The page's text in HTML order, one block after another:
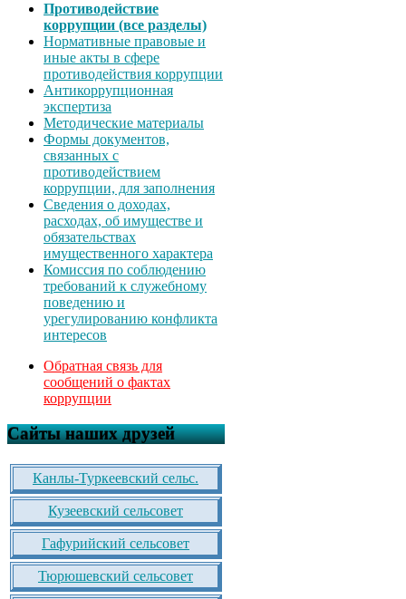
Противодействие
коррупции (все разделы)
Нормативные правовые и
иные акты в сфере
противодействия коррупции
Антикоррупционная
экспертиза
Методические материалы
Формы документов,
связанных с
противодействием
коррупции, для заполнения
Сведения о доходах,
расходах, об имуществе и
обязательствах
имущественного характера
Комиссия по соблюдению
требований к служебному
поведению и
урегулированию конфликта
интересов
Обратная связь для
сообщений о фактах
коррупции
Сайты наших друзей
Канлы-Туркеевский сельс.
Кузеевский сельсовет
Гафурийский сельсовет
Тюрюшевский сельсовет